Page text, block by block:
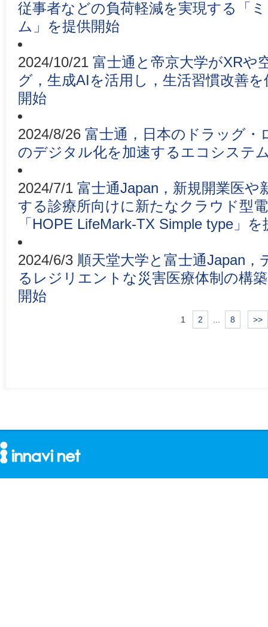
従事者などの負荷軽減を実現する「
ム」を提供開始
2024/10/21 富士通と帝京大学がXRや
グ，生成AIを活用し，生活習慣改善
開始
2024/8/26 富士通，日本のドラッグ・
のデジタル化を加速するエコシステ
2024/7/1 富士通Japan，新規開業医や
する診療所向けに新たなクラウド型
「HOPE LifeMark-TX Simple type」
2024/6/3 順天堂大学と富士通Japan
るレジリエントな災害医療体制の構
開始
1 2 8 >>